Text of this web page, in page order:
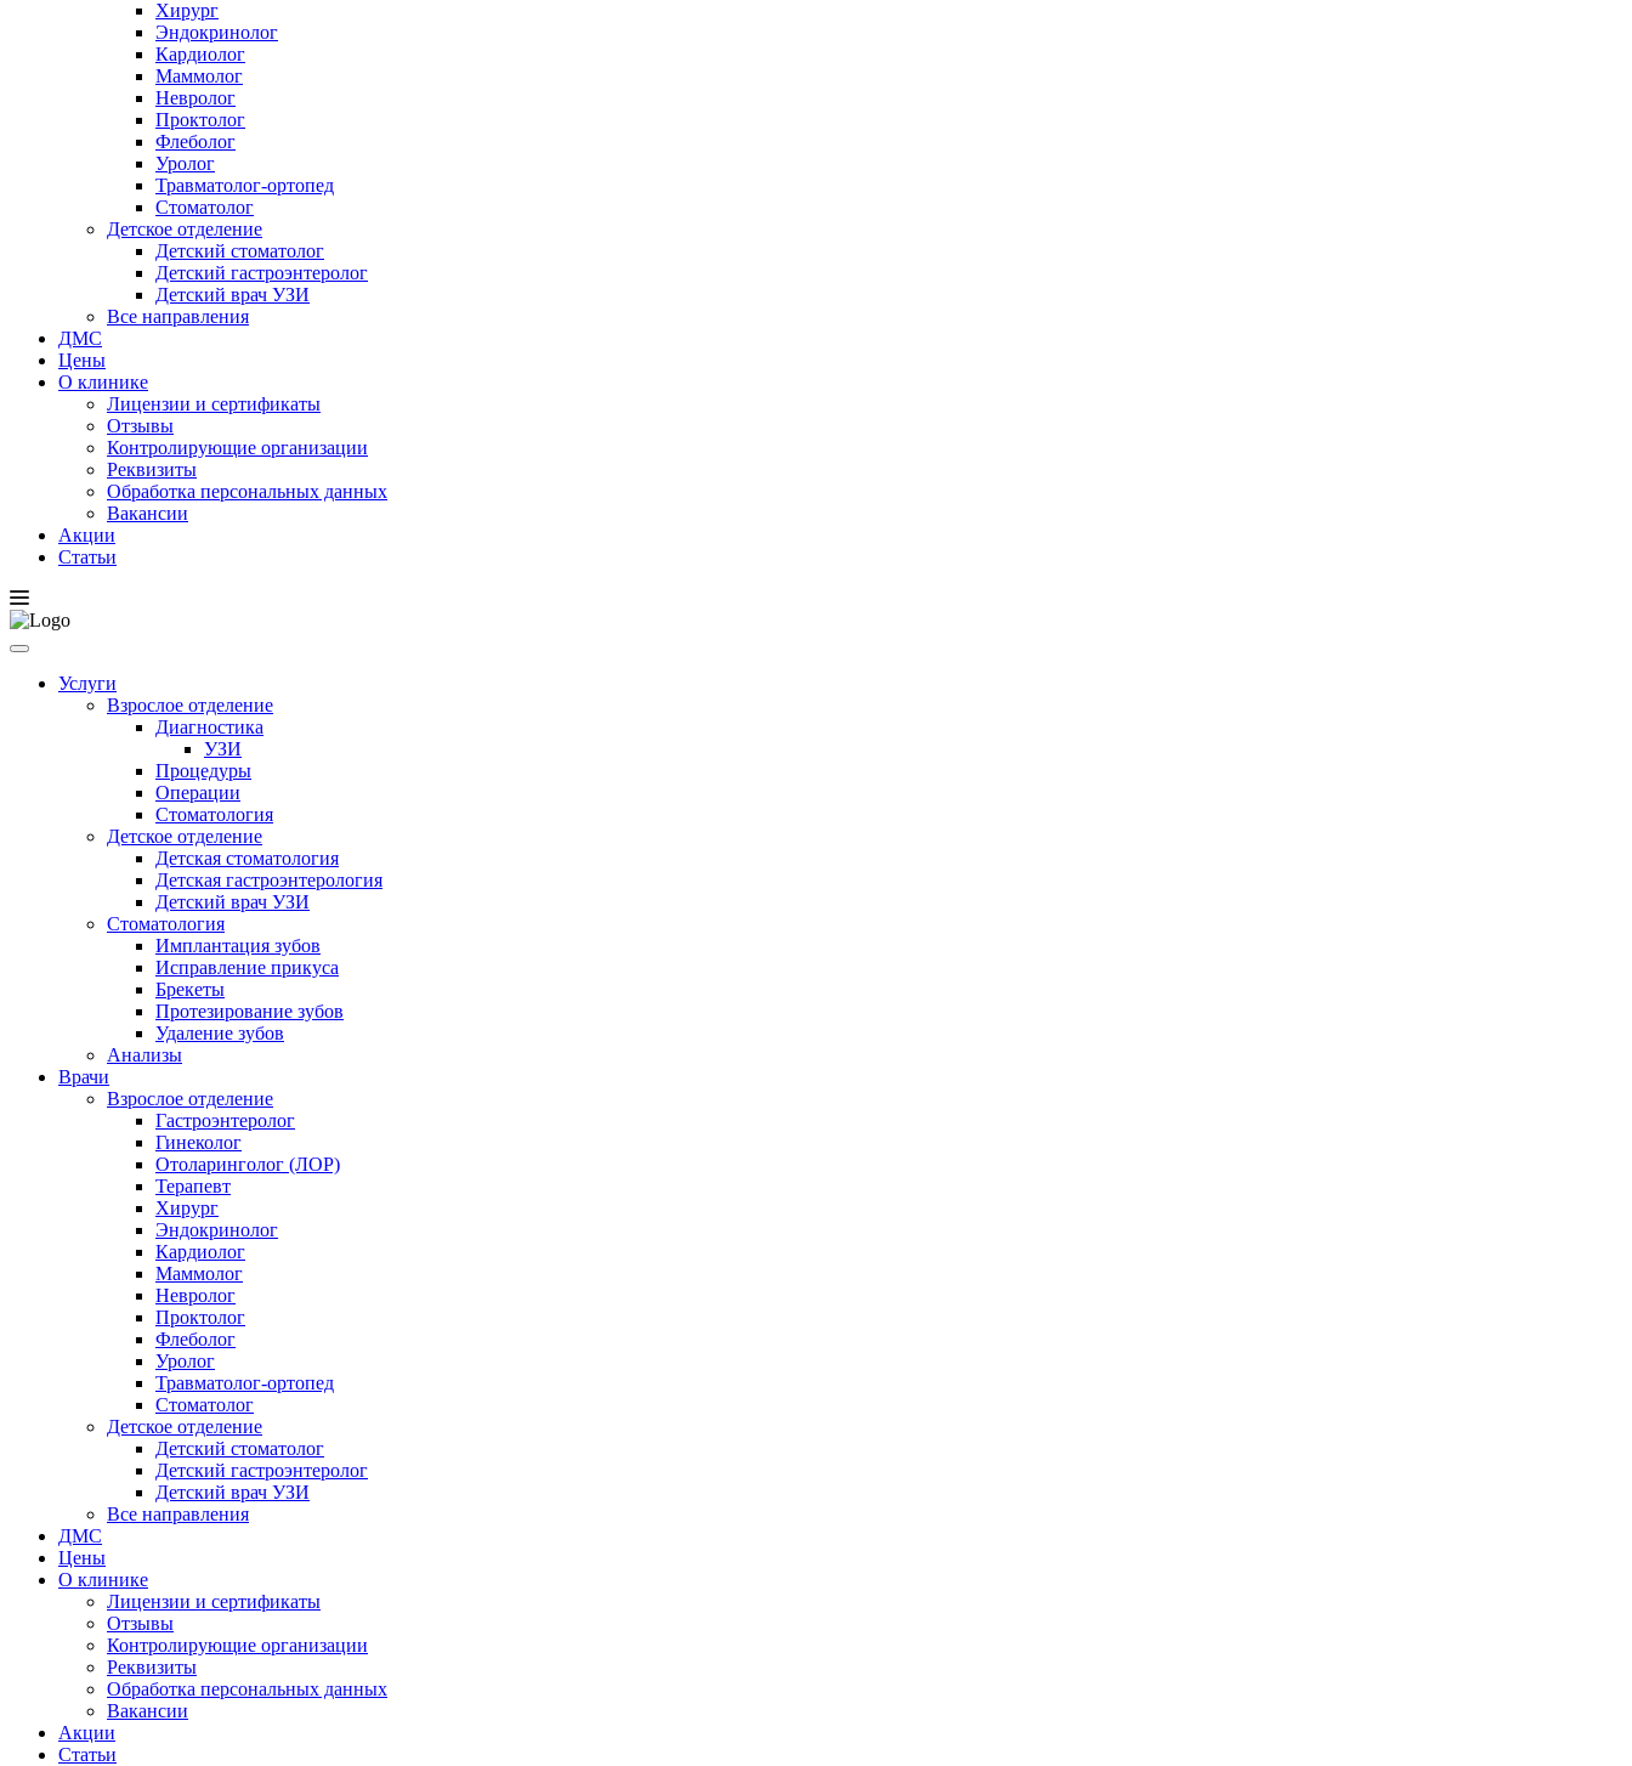
Хирург
Эндокринолог
Кардиолог
Маммолог
Невролог
Проктолог
Флеболог
Уролог
Травматолог-ортопед
Стоматолог
Детское отделение
Детский стоматолог
Детский гастроэнтеролог
Детский врач УЗИ
Все направления
ДМС
Цены
О клинике
Лицензии и сертификаты
Отзывы
Контролирующие организации
Реквизиты
Обработка персональных данных
Вакансии
Акции
Статьи
Услуги
Взрослое отделение
Диагностика
УЗИ
Процедуры
Операции
Стоматология
Детское отделение
Детская стоматология
Детская гастроэнтерология
Детский врач УЗИ
Стоматология
Имплантация зубов
Исправление прикуса
Брекеты
Протезирование зубов
Удаление зубов
Анализы
Врачи
Взрослое отделение
Гастроэнтеролог
Гинеколог
Отоларинголог (ЛОР)
Терапевт
Хирург
Эндокринолог
Кардиолог
Маммолог
Невролог
Проктолог
Флеболог
Уролог
Травматолог-ортопед
Стоматолог
Детское отделение
Детский стоматолог
Детский гастроэнтеролог
Детский врач УЗИ
Все направления
ДМС
Цены
О клинике
Лицензии и сертификаты
Отзывы
Контролирующие организации
Реквизиты
Обработка персональных данных
Вакансии
Акции
Статьи